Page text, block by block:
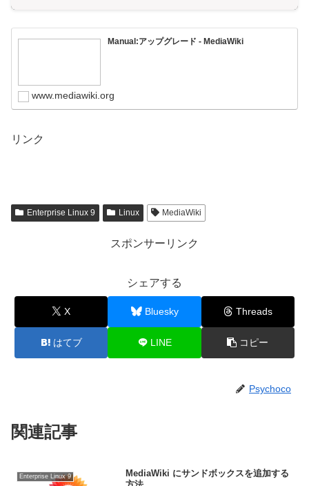
Manual:アップグレード - MediaWiki
www.mediawiki.org
リンク
Enterprise Linux 9 Linux MediaWiki
スポンサーリンク
シェアする
X Bluesky Threads
はてブ LINE コピー
Psychoco
関連記事
Enterprise Linux 9
MediaWiki にサンドボックスを追加する